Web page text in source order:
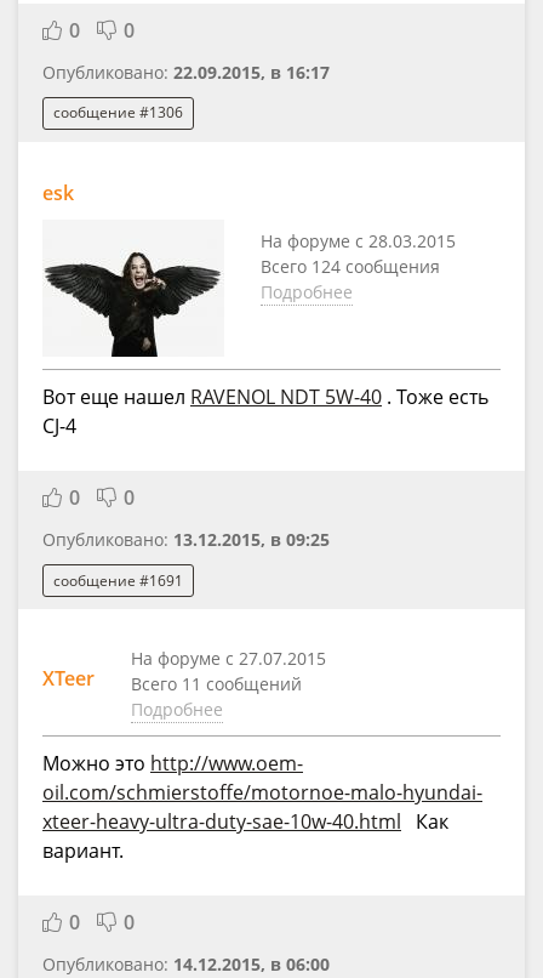
0 0
Опубликовано: 22.09.2015, в 16:17
сообщение #1306
esk
На форуме с 28.03.2015
Всего 124 сообщения
Подробнее
Вот еще нашел RAVENOL NDT 5W-40 . Тоже есть
CJ-4
0 0
Опубликовано: 13.12.2015, в 09:25
сообщение #1691
XTeer
На форуме с 27.07.2015
Всего 11 сообщений
Подробнее
Можно это http://www.oem-
oil.com/schmierstoffe/motornoe-malo-hyundai-
xteer-heavy-ultra-duty-sae-10w-40.html Как
вариант.
0 0
Опубликовано: 14.12.2015, в 06:00